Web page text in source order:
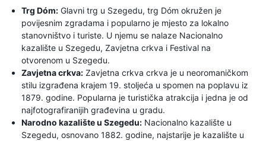
Trg Dóm: Glavni trg u Szegedu, trg Dóm okružen je
povijesnim zgradama i popularno je mjesto za lokalno
stanovništvo i turiste. U njemu se nalaze Nacionalno
kazalište u Szegedu, Zavjetna crkva i Festival na
otvorenom u Szegedu.
Zavjetna crkva: Zavjetna crkva crkva je u neoromaničkom
stilu izgrađena krajem 19. stoljeća u spomen na poplavu iz
1879. godine. Popularna je turistička atrakcija i jedna je od
najfotografiranijih građevina u gradu.
Narodno kazalište u Szegedu: Nacionalno kazalište u
Szegedu, osnovano 1882. godine, najstarije je kazalište u